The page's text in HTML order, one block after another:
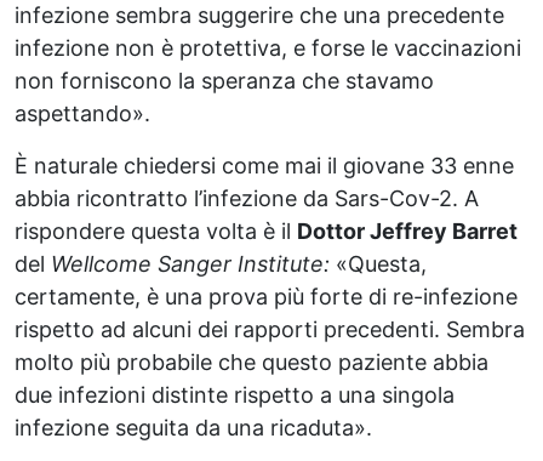
infezione sembra suggerire che una precedente
infezione non è protettiva, e forse le vaccinazioni
non forniscono la speranza che stavamo
aspettando».
È naturale chiedersi come mai il giovane 33 enne
abbia ricontratto l’infezione da Sars-Cov-2. A
rispondere questa volta è il Dottor Jeffrey Barret
del Wellcome Sanger Institute: «Questa,
certamente, è una prova più forte di re-infezione
rispetto ad alcuni dei rapporti precedenti. Sembra
molto più probabile che questo paziente abbia
due infezioni distinte rispetto a una singola
infezione seguita da una ricaduta».